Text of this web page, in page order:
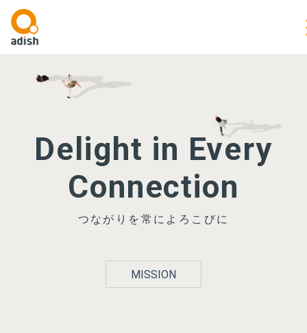
Delight in Every
Connection
つながりを常によろこびに
MISSION